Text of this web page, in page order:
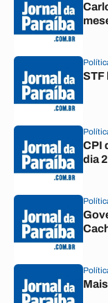
STF
CPI
dia